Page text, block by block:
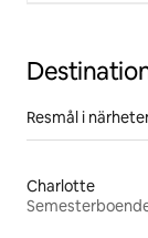
Resmål i
Charlotte